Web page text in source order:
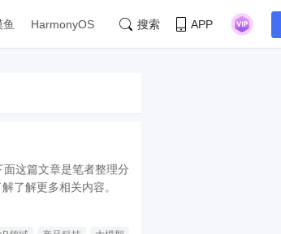
鱼 HarmonyOS 搜索 APP
这篇文章是笔者整理分
了解更多相关内容。